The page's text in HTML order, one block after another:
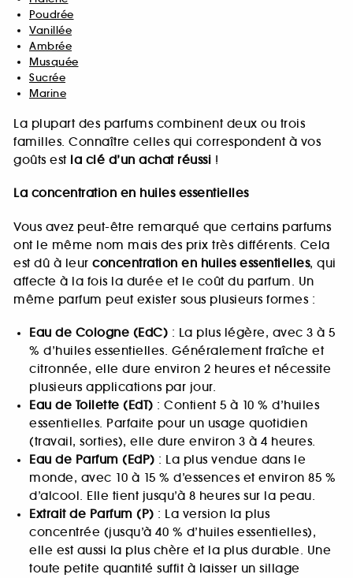
Poudrée
Vanillée
Ambrée
Musquée
Sucrée
Marine
La plupart des parfums combinent deux ou trois
familles. Connaître celles qui correspondent à vos
goûts est la clé d’un achat réussi !
La concentration en huiles essentielles
Vous avez peut-être remarqué que certains parfums
ont le même nom mais des prix très différents. Cela
est dû à leur concentration en huiles essentielles, qui
affecte à la fois la durée et le coût du parfum. Un
même parfum peut exister sous plusieurs formes :
Eau de Cologne (EdC) : La plus légère, avec 3 à 5
% d’huiles essentielles. Généralement fraîche et
citronnée, elle dure environ 2 heures et nécessite
plusieurs applications par jour.
Eau de Toilette (EdT) : Contient 5 à 10 % d’huiles
essentielles. Parfaite pour un usage quotidien
(travail, sorties), elle dure environ 3 à 4 heures.
Eau de Parfum (EdP) : La plus vendue dans le
monde, avec 10 à 15 % d’essences et environ 85 %
d’alcool. Elle tient jusqu’à 8 heures sur la peau.
Extrait de Parfum (P) : La version la plus
concentrée (jusqu’à 40 % d’huiles essentielles),
elle est aussi la plus chère et la plus durable. Une
toute petite quantité suffit à laisser un sillage